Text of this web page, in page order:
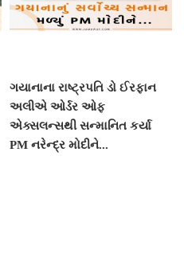
ગયાનાના રાષ્ટ્રપતિ ડો ઈરફાન
અલીએ ઓર્ડર ઓફ
એક્સલન્સથી સન્માનિત કર્યા
PM નરેન્દ્ર મોદીને...